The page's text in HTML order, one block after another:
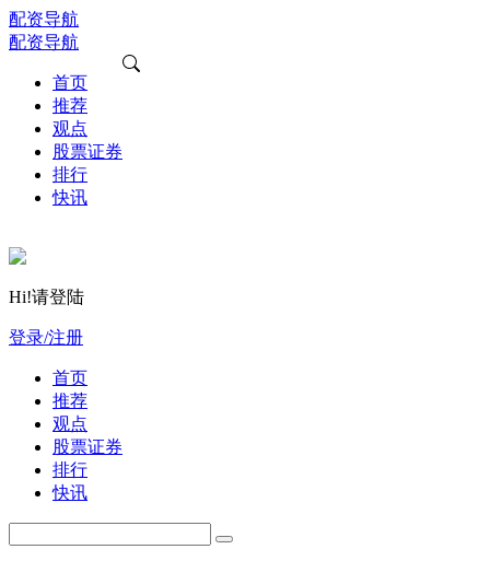
配资导航
配资导航
首页
推荐
观点
股票证券
排行
快讯
Hi!请登陆
登录/注册
首页
推荐
观点
股票证券
排行
快讯